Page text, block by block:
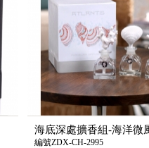
海底深處擴香組-海洋微
編號ZDX-CH-2995